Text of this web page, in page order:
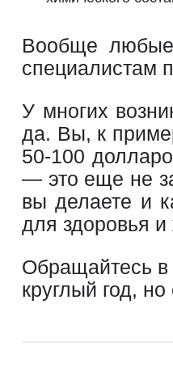
Вообще любые
специалистам
У многих
да. Вы, к
50-100
— это еще не
вы делаете и
для здоровья
Обращайтесь в
круглый год,